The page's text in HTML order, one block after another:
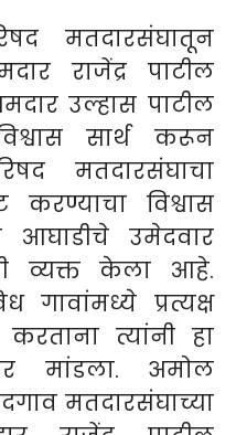
मतदारसंघातून
राजेंद्र पाटील
उल्हास पाटील
सार्थ करून
मतदारसंघाचा
करण्याचा विश्वास
आघाडीचे उमेदवार
व्यक्त केला आहे.
गावांमध्ये प्रत्यक्ष
करताना त्यांनी हा
मांडला. अमोल
मतदारसंघाच्या